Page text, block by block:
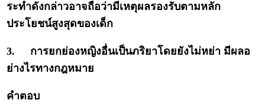
ระทำดังกล่าวอาจถือว่ามีเหตุผลรองรับตามหลัก
ประโยชน์สูงสุดของเด็ก
3.
การยกย่องหญิงอื่นเป็นภริยาโดยยังไม่หย่า มีผลอ
ย่างไรทางกฎหมาย
คำตอบ